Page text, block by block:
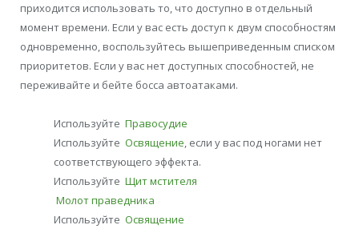
приходится использовать то, что доступно в отдельный
момент времени. Если у вас есть доступ к двум способностям
одновременно, воспользуйтесь вышеприведенным списком
приоритетов. Если у вас нет доступных способностей, не
переживайте и бейте босса автоатаками.
Используйте Правосудие
Используйте Освящение, если у вас под ногами нет
соответствующего эффекта.
Используйте Щит мстителя
Молот праведника
Используйте Освящение